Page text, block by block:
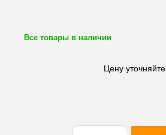
Все товары в наличии
Цену уточняйте
Количество